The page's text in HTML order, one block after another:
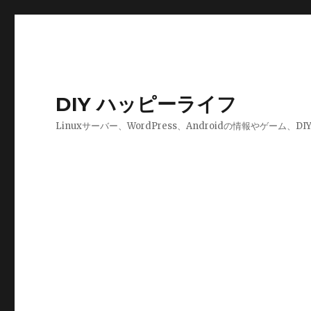
DIY ハッピーライフ
Linuxサーバー、WordPress、Androidの情報やゲーム、DIY